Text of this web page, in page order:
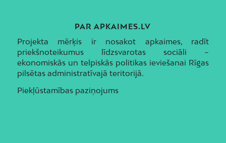
PAR APKAIMES.LV
Projekta mērķis ir nosakot apkaimes, radīt
priekšnoteikumus līdzsvarotas sociāli –
ekonomiskās un telpiskās politikas ieviešanai Rīgas
pilsētas administratīvajā teritorijā.
Piekļūstamības paziņojums